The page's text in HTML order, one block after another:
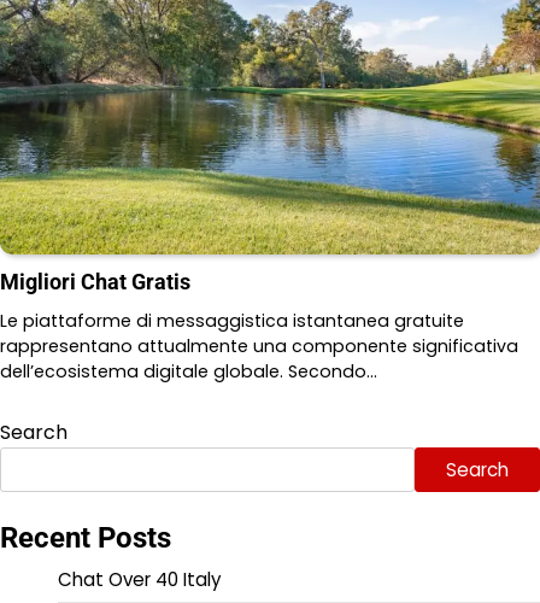
Migliori Chat Gratis
Le piattaforme di messaggistica istantanea gratuite
rappresentano attualmente una componente significativa
dell’ecosistema digitale globale. Secondo…
Search
Search
Recent Posts
Chat Over 40 Italy